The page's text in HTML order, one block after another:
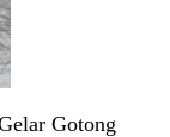
Gotong